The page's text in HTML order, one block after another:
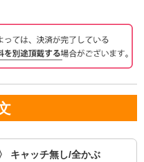
キャッチ無し/全かぶ